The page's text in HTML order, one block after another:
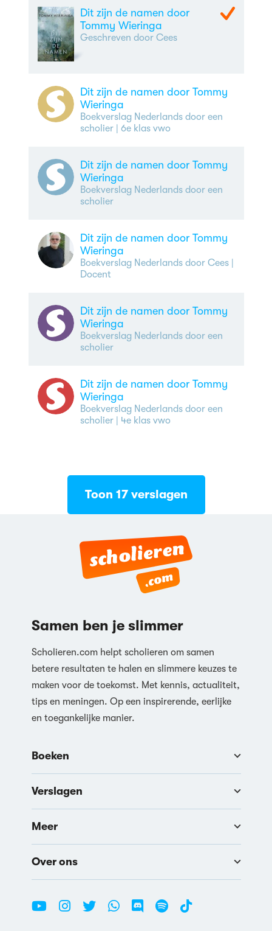
Dit zijn de namen door
Tommy Wieringa
Geschreven door Cees
Dit zijn de namen door Tommy
Wieringa
Boekverslag Nederlands door een
scholier| 6e klas vwo
Dit zijn de namen door Tommy
Wieringa
Boekverslag Nederlands door een
scholier
Dit zijn de namen door Tommy
Wieringa
Boekverslag Nederlands door Cees|
Docent
Dit zijn de namen door Tommy
Wieringa
Boekverslag Nederlands door een
scholier
Dit zijn de namen door Tommy
Wieringa
Boekverslag Nederlands door een
scholier| 4e klas vwo
Toon 17 verslagen
Samen ben je slimmer
Scholieren.com helpt scholieren om samen
betere resultaten te halen en slimmere keuzes te
maken voor de toekomst. Met kennis, actualiteit,
tips en meningen. Op een inspirerende, eerlijke
en toegankelijke manier.
Boeken
Verslagen
Meer
Over ons